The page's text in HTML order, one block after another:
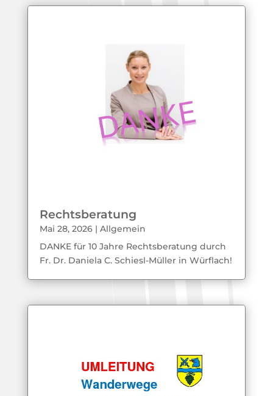
Rechtsberatung
Mai 28, 2026| Allgemein
DANKE für 10 Jahre Rechtsberatung durch
Fr. Dr. Daniela C. Schiesl-Müller in Würflach!